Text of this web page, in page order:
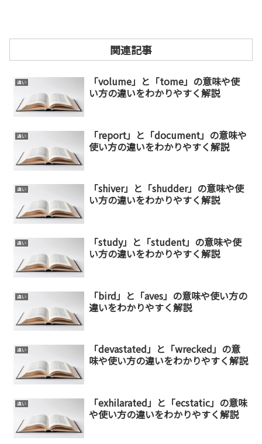
関連記事
違い
「volume」と「tome」の意味や使
い方の違いをわかりやすく解説
違い
「report」と「document」の意味や
使い方の違いをわかりやすく解説
違い
「shiver」と「shudder」の意味や使
い方の違いをわかりやすく解説
違い
「study」と「student」の意味や使
い方の違いをわかりやすく解説
違い
「bird」と「aves」の意味や使い方の
違いをわかりやすく解説
違い
「devastated」と「wrecked」の意
味や使い方の違いをわかりやすく解説
違い
「exhilarated」と「ecstatic」の意味
や使い方の違いをわかりやすく解説